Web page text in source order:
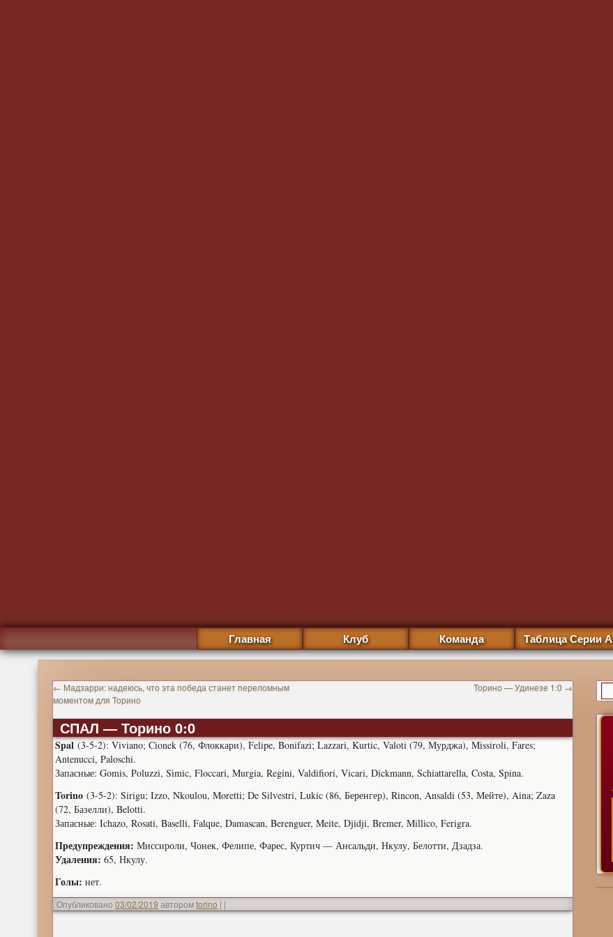
Главная Клуб Команда Таблица Серии А
← Мадзарри: надеюсь, что эта победа станет переломным
моментом для Торино
Торино — Удинезе 1:0 →
СПАЛ — Торино 0:0
Spal (3-5-2): Viviano; Cionek (76, Флоккари), Felipe, Bonifazi; Lazzari, Kurtic, Valoti (79, Мурджа), Missiroli, Fares;
Antenucci, Paloschi.
Запасные: Gomis, Poluzzi, Simic, Floccari, Murgia, Regini, Valdifiori, Vicari, Dickmann, Schiattarella, Costa, Spina.
Torino (3-5-2): Sirigu; Izzo, Nkoulou, Moretti; De Silvestri, Lukic (86, Беренгер), Rincon, Ansaldi (53, Мейте), Aina; Zaza
(72, Базелли), Belotti.
Запасные: Ichazo, Rosati, Baselli, Falque, Damascan, Berenguer, Meite, Djidji, Bremer, Millico, Ferigra.
Предупреждения: Миссироли, Чонек, Фелипе, Фарес, Куртич — Ансальди, Нкулу, Белотти, Дзадза.
Удаления: 65, Нкулу.
Голы: нет.
Опубликовано 03/02/2019 авторомtorino | |